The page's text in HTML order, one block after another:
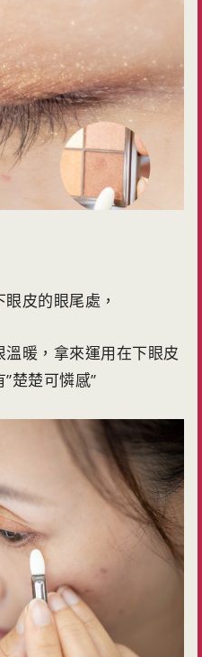
皮的眼尾處，
暖，拿來運用在下眼皮
楚楚可憐感”